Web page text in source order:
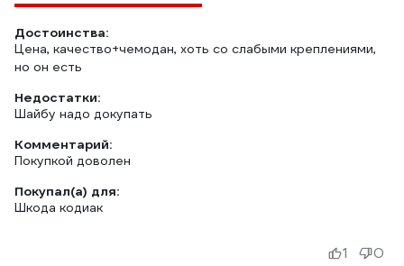
Достоинства:
Цена, качество+чемодан, хоть со слабыми креплениями,
но он есть
Недостатки:
Шайбу надо докупать
Комментарий:
Покупкой доволен
Покупал(а) для:
Шкода кодиак
1 0